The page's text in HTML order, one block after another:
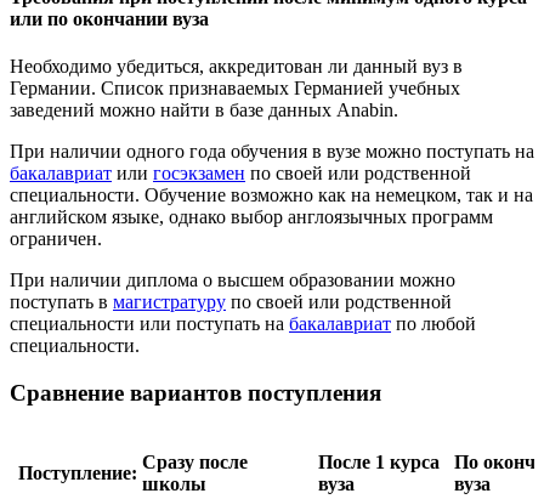
или по окончании вуза
Необходимо убедиться, аккредитован ли данный вуз в
Германии. Список признаваемых Германией учебных
заведений можно найти в базе данных Anabin.
При наличии одного года обучения в вузе можно поступать на
бакалавриат или госэкзамен по своей или родственной
специальности. Обучение возможно как на немецком, так и на
английском языке, однако выбор англоязычных программ
ограничен.
При наличии диплома о высшем образовании можно
поступать в магистратуру по своей или родственной
специальности или поступать на бакалавриат по любой
специальности.
Сравнение вариантов поступления
Поступление:
Сразу после
школы
После 1 курса
вуза
По
вуза